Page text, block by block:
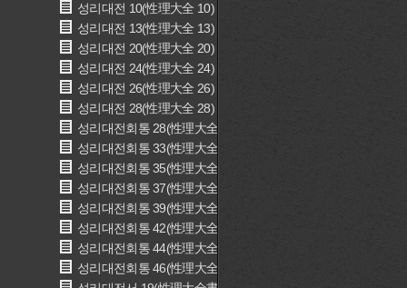
성리대전 10(性理大全 10)
성리대전 13(性理大全 13)
성리대전 20(性理大全 20)
성리대전 24(性理大全 24)
성리대전 26(性理大全 26)
성리대전 28(性理大全 28)
성리대전회통 28(性理大全會通 28)
성리대전회통 33(性理大全會通 33)
성리대전회통 35(性理大全會通 35)
성리대전회통 37(性理大全會通 37)
성리대전회통 39(性理大全會通 39)
성리대전회통 42(性理大全會通 42)
성리대전회통 44(性理大全會通 44)
성리대전회통 46(性理大全會通 46)